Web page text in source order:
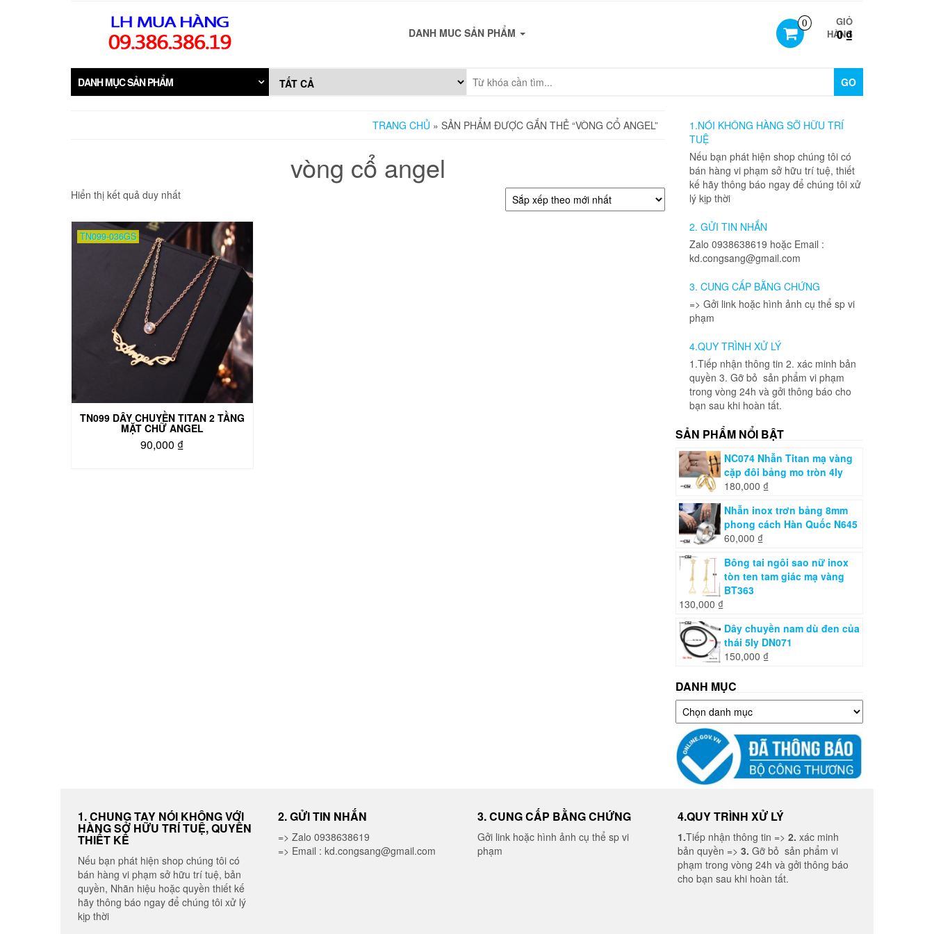
0
GIỎ
HÀNG
0 ₫
DANH MUC SẢN PHẨM
DANH MỤC SẢN PHẨM GO
TRANG CHỦ » SẢN PHẨM ĐƯỢC GẮN THẺ “VÒNG CỔ ANGEL”
vòng cổ angel
Hiển thị kết quả duy nhất
TN099-036GS
TN099 DÂY CHUYỀN TITAN 2 TẦNG
MẶT CHỮ ANGEL
90,000 ₫
1.NÓI KHÔNG HÀNG SỠ HỮU TRÍ
TUỆ
Nếu bạn phát hiện shop chúng tôi có
bán hàng vi phạm sở hữu trí tuệ, thiết
kế hãy thông báo ngay để chúng tôi xử
lý kịp thời
2. GỬI TIN NHẮN
Zalo 0938638619 hoặc Email :
kd.congsang@gmail.com
3. CUNG CẤP BẰNG CHỨNG
=> Gởi link hoặc hình ảnh cụ thể sp vi
phạm
4.QUY TRÌNH XỬ LÝ
1.Tiếp nhận thông tin 2. xác minh bản
quyền 3. Gỡ bỏ sản phẩm vi phạm
trong vòng 24h và gởi thông báo cho
bạn sau khi hoàn tất.
SẢN PHẨM NỔI BẬT
NC074 Nhẫn Titan mạ vàng
cặp đôi bảng mo tròn 4ly
180,000 ₫
Nhẫn inox trơn bảng 8mm
phong cách Hàn Quốc N645
60,000 ₫
Bông tai ngôi sao nữ inox
tòn ten tam giác mạ vàng
BT363
130,000 ₫
Dây chuyền nam dù đen của
thái 5ly DN071
150,000 ₫
DANH MỤC
Danh
mục
1. CHUNG TAY NÓI KHÔNG VỚI
HÀNG SỞ HỮU TRÍ TUỆ, QUYỀN
THIẾT KẾ
Nếu bạn phát hiện shop chúng tôi có
bán hàng vi phạm sở hữu trí tuệ, bản
quyền, Nhãn hiệu hoặc quyền thiết kế
hãy thông báo ngay để chúng tôi xử lý
kịp thời
2. GỬI TIN NHẮN
=> Zalo 0938638619
=> Email : kd.congsang@gmail.com
3. CUNG CẤP BẰNG CHỨNG
Gởi link hoặc hình ảnh cụ thể sp vi
phạm
4.QUY TRÌNH XỬ LÝ
1.Tiếp nhận thông tin => 2. xác minh
bản quyền => 3. Gỡ bỏ sản phẩm vi
phạm trong vòng 24h và gởi thông báo
cho bạn sau khi hoàn tất.